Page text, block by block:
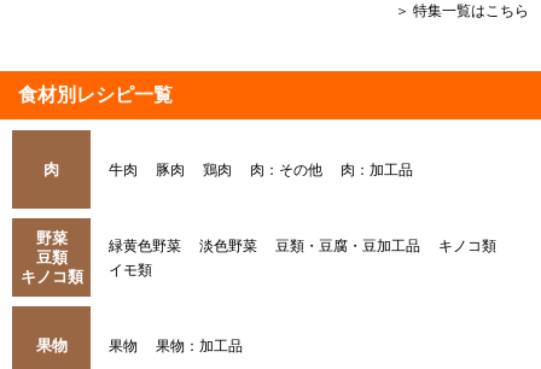
＞ 特集一覧はこちら
食材別レシピ一覧
肉 牛肉 豚肉 鶏肉 肉：その他 肉：加工品
野菜
豆類
キノコ類
緑黄色野菜 淡色野菜 豆類・豆腐・豆加工品
キノコ類
イモ類
果物 果物 果物：加工品